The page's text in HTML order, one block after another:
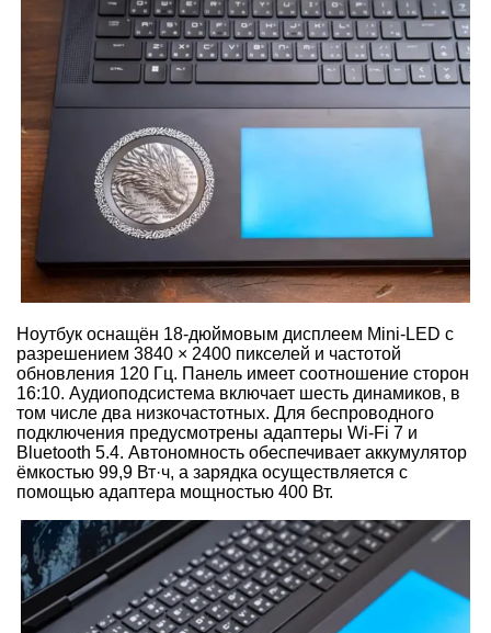
Ноутбук оснащён 18-дюймовым дисплеем Mini-LED с
разрешением 3840 × 2400 пикселей и частотой
обновления 120 Гц. Панель имеет соотношение сторон
16:10. Аудиоподсистема включает шесть динамиков, в
том числе два низкочастотных. Для беспроводного
подключения предусмотрены адаптеры Wi-Fi 7 и
Bluetooth 5.4. Автономность обеспечивает аккумулятор
ёмкостью 99,9 Вт·ч, а зарядка осуществляется с
помощью адаптера мощностью 400 Вт.